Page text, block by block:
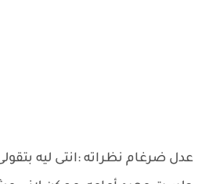
عدل ضرغام نظراته :انتى ليه